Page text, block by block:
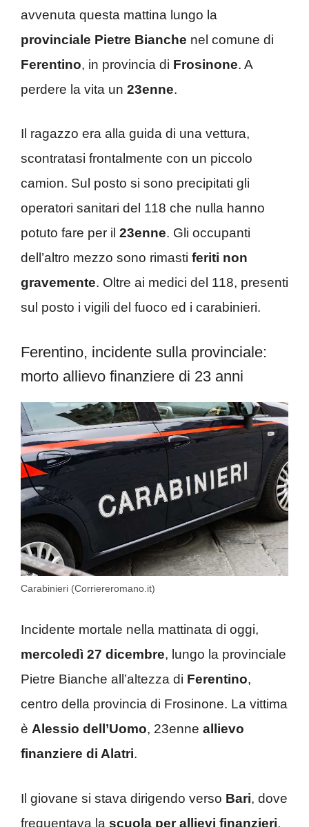
avvenuta questa mattina lungo la
provinciale Pietre Bianche nel comune di
Ferentino, in provincia di Frosinone. A
perdere la vita un 23enne.
Il ragazzo era alla guida di una vettura,
scontratasi frontalmente con un piccolo
camion. Sul posto si sono precipitati gli
operatori sanitari del 118 che nulla hanno
potuto fare per il 23enne. Gli occupanti
dell’altro mezzo sono rimasti feriti non
gravemente. Oltre ai medici del 118, presenti
sul posto i vigili del fuoco ed i carabinieri.
Ferentino, incidente sulla provinciale:
morto allievo finanziere di 23 anni
Carabinieri (Corriereromano.it)
Incidente mortale nella mattinata di oggi,
mercoledì 27 dicembre, lungo la provinciale
Pietre Bianche all’altezza di Ferentino,
centro della provincia di Frosinone. La vittima
è Alessio dell’Uomo, 23enne allievo
finanziere di Alatri.
Il giovane si stava dirigendo verso Bari, dove
frequentava la scuola per allievi finanzieri,